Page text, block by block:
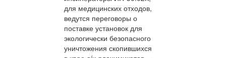
для медицинских отходов,
ведутся переговоры о
поставке установок для
экологически безопасного
уничтожения скопившихся